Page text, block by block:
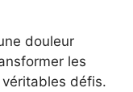
douleur
les
défis.